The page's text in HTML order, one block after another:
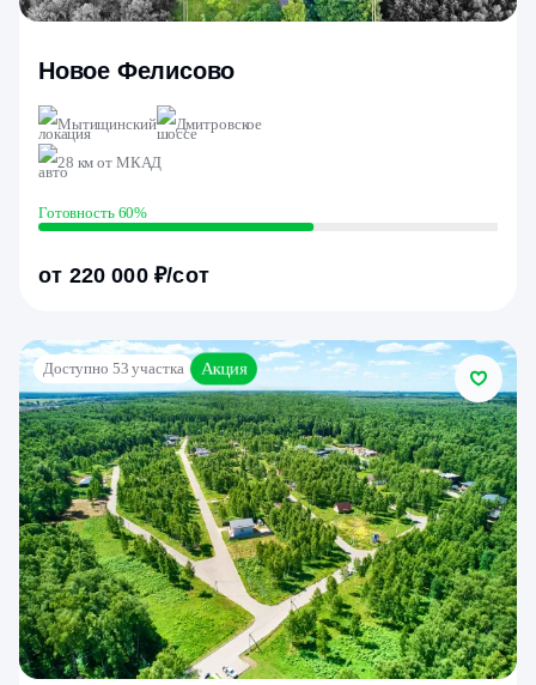
Новое Фелисово
Мытищинский Дмитровское
28 км от МКАД
Готовность 60%
от 220 000 ₽/сот
Доступно 53 участка Акция